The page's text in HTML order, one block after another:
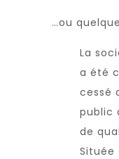
…ou
La
a été
cessé
public
de
Située